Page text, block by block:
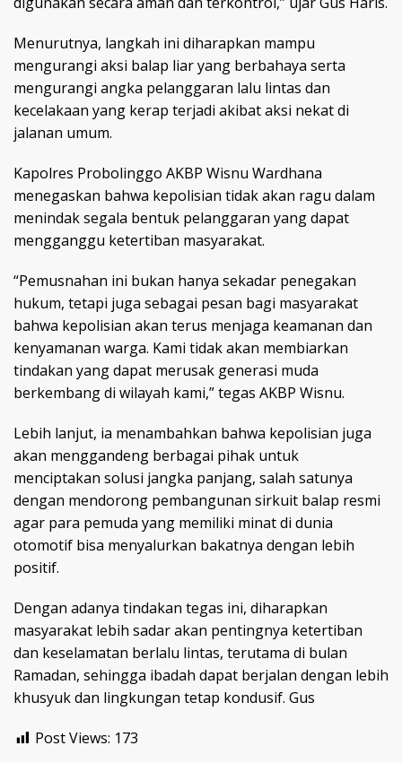
Menurutnya, langkah ini diharapkan mampu
mengurangi aksi balap liar yang berbahaya serta
mengurangi angka pelanggaran lalu lintas dan
kecelakaan yang kerap terjadi akibat aksi nekat di
jalanan umum.
Kapolres Probolinggo AKBP Wisnu Wardhana
menegaskan bahwa kepolisian tidak akan ragu dalam
menindak segala bentuk pelanggaran yang dapat
mengganggu ketertiban masyarakat.
“Pemusnahan ini bukan hanya sekadar penegakan
hukum, tetapi juga sebagai pesan bagi masyarakat
bahwa kepolisian akan terus menjaga keamanan dan
kenyamanan warga. Kami tidak akan membiarkan
tindakan yang dapat merusak generasi muda
berkembang di wilayah kami,” tegas AKBP Wisnu.
Lebih lanjut, ia menambahkan bahwa kepolisian juga
akan menggandeng berbagai pihak untuk
menciptakan solusi jangka panjang, salah satunya
dengan mendorong pembangunan sirkuit balap resmi
agar para pemuda yang memiliki minat di dunia
otomotif bisa menyalurkan bakatnya dengan lebih
positif.
Dengan adanya tindakan tegas ini, diharapkan
masyarakat lebih sadar akan pentingnya ketertiban
dan keselamatan berlalu lintas, terutama di bulan
Ramadan, sehingga ibadah dapat berjalan dengan lebih
khusyuk dan lingkungan tetap kondusif. Gus
Post Views: 173